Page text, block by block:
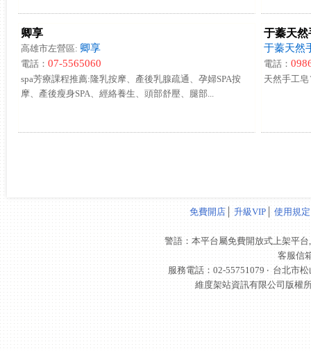
卿享
高雄市左營區: 卿享
電話： 07-5565060
spa芳療課程推薦:隆乳按摩、產後乳腺疏通、孕婦SPA按
摩、產後瘦身SPA、經絡養生、頭部舒壓、腿部...
于蓁天然
于蓁天然
電話：
天然手工
免費開店│升級VIP│ 使用規定
警語：本平台屬免費開放式上架平
客服信
服務電話：02-55751079 ‧ 台北市
維度架站資訊有限公司版權